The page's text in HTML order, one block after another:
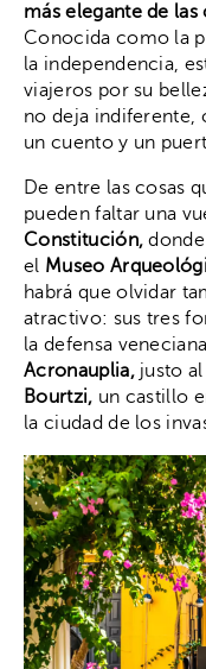
más elegante de
Conocida como la
la independencia,
viajeros por su
no deja indiferente,
un cuento y un
De entre las cosas
pueden faltar una
Constitución,
el Museo
habrá que olvidar
atractivo: sus tres
la defensa
Acronauplia,justo al
Bourtzi, un castillo
la ciudad de los